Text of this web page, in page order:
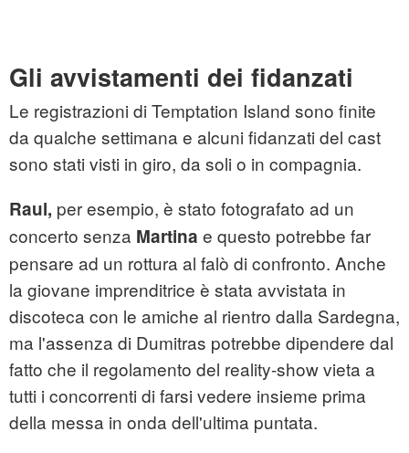
Gli avvistamenti dei fidanzati
Le registrazioni di Temptation Island sono finite
da qualche settimana e alcuni fidanzati del cast
sono stati visti in giro, da soli o in compagnia.
Raul, per esempio, è stato fotografato ad un
concerto senza Martina e questo potrebbe far
pensare ad un rottura al falò di confronto. Anche
la giovane imprenditrice è stata avvistata in
discoteca con le amiche al rientro dalla Sardegna,
ma l'assenza di Dumitras potrebbe dipendere dal
fatto che il regolamento del reality-show vieta a
tutti i concorrenti di farsi vedere insieme prima
della messa in onda dell'ultima puntata.